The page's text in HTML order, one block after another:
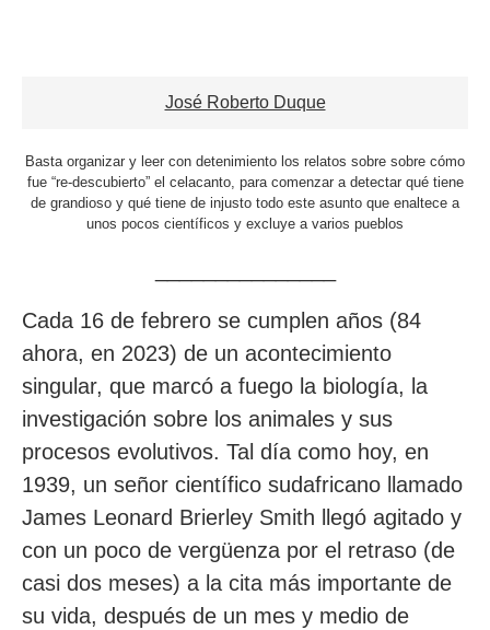
José Roberto Duque
Basta organizar y leer con detenimiento los relatos sobre sobre cómo
fue “re-descubierto” el celacanto, para comenzar a detectar qué tiene
de grandioso y qué tiene de injusto todo este asunto que enaltece a
unos pocos científicos y excluye a varios pueblos
Cada 16 de febrero se cumplen años (84
ahora, en 2023) de un acontecimiento
singular, que marcó a fuego la biología, la
investigación sobre los animales y sus
procesos evolutivos. Tal día como hoy, en
1939, un señor científico sudafricano llamado
James Leonard Brierley Smith llegó agitado y
con un poco de vergüenza por el retraso (de
casi dos meses) a la cita más importante de
su vida, después de un mes y medio de